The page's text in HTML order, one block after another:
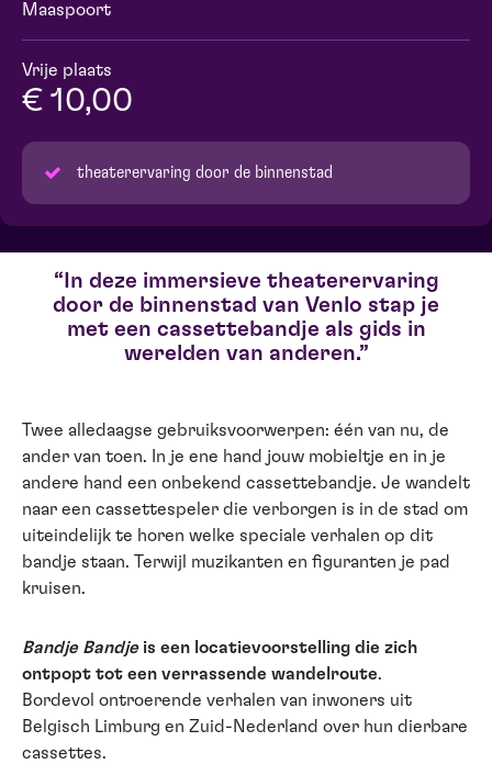
Maaspoort
Vrije plaats
€ 10,00
theaterervaring door de binnenstad
In deze immersieve theaterervaring
door de binnenstad van Venlo stap je
met een cassettebandje als gids in
werelden van anderen.
Twee alledaagse gebruiksvoorwerpen: één van nu, de
ander van toen. In je ene hand jouw mobieltje en in je
andere hand een onbekend cassettebandje. Je wandelt
naar een cassettespeler die verborgen is in de stad om
uiteindelijk te horen welke speciale verhalen op dit
bandje staan. Terwijl muzikanten en figuranten je pad
kruisen.
Bandje Bandjeis een locatievoorstelling die zich
ontpopt tot een verrassende wandelroute.
Bordevol ontroerende verhalen van inwoners uit
Belgisch Limburg en Zuid-Nederland over hun dierbare
cassettes.